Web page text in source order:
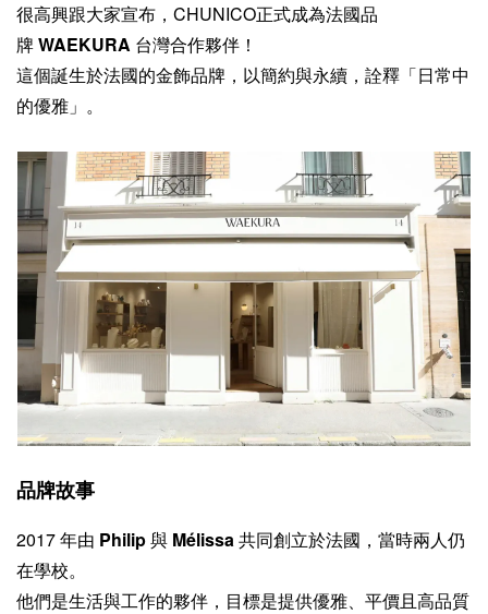
很高興跟大家宣布，CHUNICO正式成為法國品
牌WAEKURA 台灣合作夥伴！
這個誕生於法國的金飾品牌，以簡約與永續，詮釋「日常中
的優雅」。
品牌故事
2017 年由 Philip與 Mélissa 共同創立於法國，當時兩人仍
在學校。
他們是生活與工作的夥伴，目標是提供優雅、平價且高品質